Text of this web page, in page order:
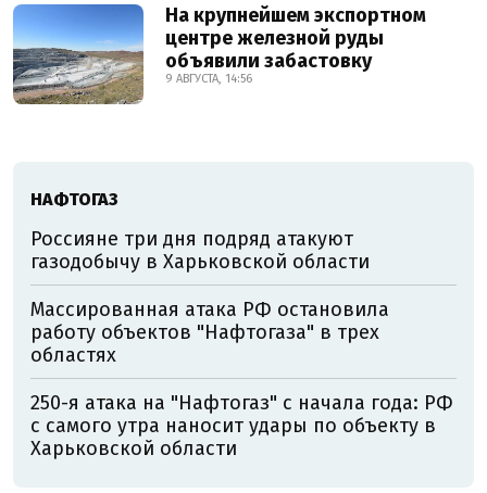
На крупнейшем экспортном
центре железной руды
объявили забастовку
9 АВГУСТА, 14:56
НАФТОГАЗ
Россияне три дня подряд атакуют
газодобычу в Харьковской области
Массированная атака РФ остановила
работу объектов "Нафтогаза" в трех
областях
250-я атака на "Нафтогаз" с начала года: РФ
с самого утра наносит удары по объекту в
Харьковской области